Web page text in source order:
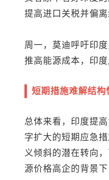
提高进口关税并偏离
周一，莫迪呼吁印
推高能源成本，印
短期措施难解结
总体来看，印度提
字扩大的短期应急
义倾斜的潜在转向
源价格高企的背景